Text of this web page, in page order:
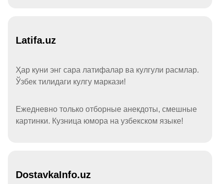
Latifa.uz
Ҳар куни энг сара латифалар ва кулгули расмлар.
Ўзбек тилидаги кулгу маркази!
Ежедневно только отборные анекдоты, смешные
картинки. Кузница юмора на узбекском языке!
DostavkaInfo.uz